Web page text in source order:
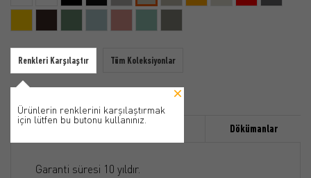
Renkleri Karşılaştır Tüm Koleksiyonlar
Ürünlerin renklerini karşılaştırmak
için lütfen bu butonu kullanınız.
Dökümanlar
Garanti süresi 10 yıldır.